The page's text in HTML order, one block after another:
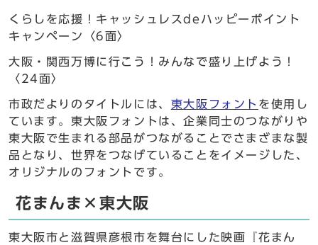
くらしを応援！キャッシュレスdeハッピーポイント
キャンペーン〈6面〉
大阪・関西万博に行こう！みんなで盛り上げよう！
〈24面〉
市政だよりのタイトルには、 東大阪フォント を使用し
ています。東大阪フォントは、企業同士のつながりや
東大阪で生まれる部品がつながることでさまざまな製
品となり、世界をつなげていることをイメージした、
オリジナルのフォントです。
花まんま×東大阪
東大阪市と滋賀県彦根市を舞台にした映画『花まん